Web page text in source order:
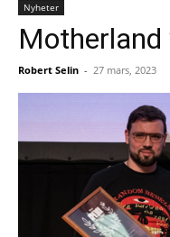
Nyheter
Motherland
Robert Selin - 27 mars, 2023